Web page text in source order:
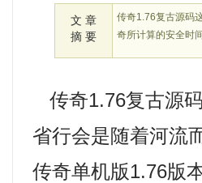
文 章
摘 要
传奇1.76复古源码
奇所计算的安全时
传奇1.76复古源
省行会是随着河流
传奇单机版1.76版